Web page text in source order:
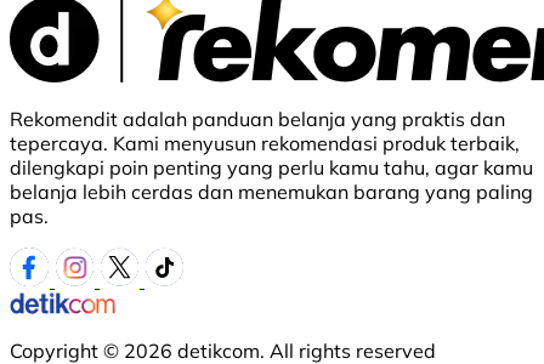
Rekomendit adalah panduan belanja yang praktis dan
tepercaya. Kami menyusun rekomendasi produk terbaik,
dilengkapi poin penting yang perlu kamu tahu, agar kamu
belanja lebih cerdas dan menemukan barang yang paling
pas.
Copyright © 2026 detikcom. All rights reserved